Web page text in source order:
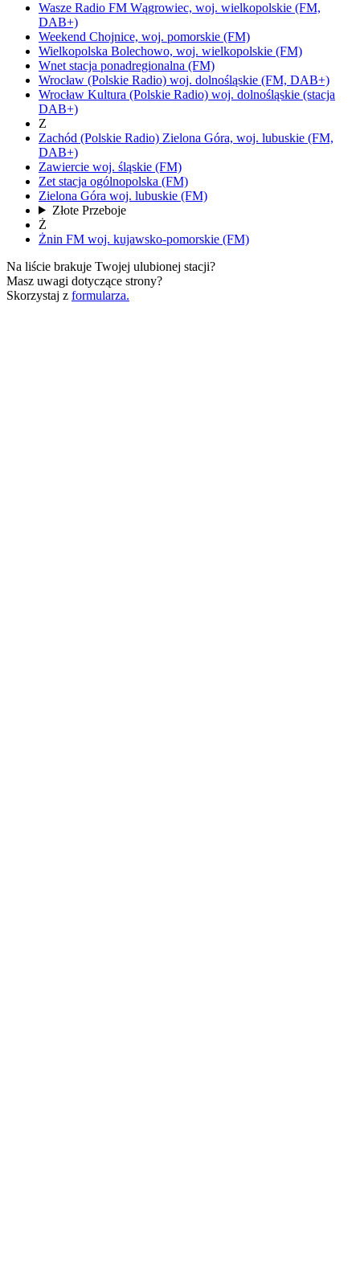
Wasze Radio FM Wągrowiec, woj. wielkopolskie (FM,
DAB+)
Weekend Chojnice, woj. pomorskie (FM)
Wielkopolska Bolechowo, woj. wielkopolskie (FM)
Wnet stacja ponadregionalna (FM)
Wrocław (Polskie Radio) woj. dolnośląskie (FM, DAB+)
Wrocław Kultura (Polskie Radio) woj. dolnośląskie (stacja
DAB+)
Z
Zachód (Polskie Radio) Zielona Góra, woj. lubuskie (FM,
DAB+)
Zawiercie woj. śląskie (FM)
Zet stacja ogólnopolska (FM)
Zielona Góra woj. lubuskie (FM)
Złote Przeboje
Ż
Żnin FM woj. kujawsko-pomorskie (FM)
Na liście brakuje Twojej ulubionej stacji?
Masz uwagi dotyczące strony?
Skorzystaj z formularza.